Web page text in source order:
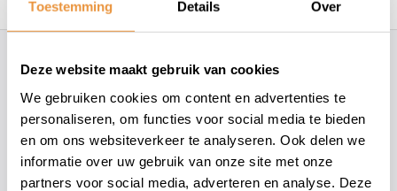
Toestemming Details Over
Deze website maakt gebruik van cookies
We gebruiken cookies om content en advertenties te
personaliseren, om functies voor social media te bieden
en om ons websiteverkeer te analyseren. Ook delen we
informatie over uw gebruik van onze site met onze
partners voor social media, adverteren en analyse. Deze
Hoe kunnen wij je helpen?
+31 78 780 2330
info@artsloten.nl